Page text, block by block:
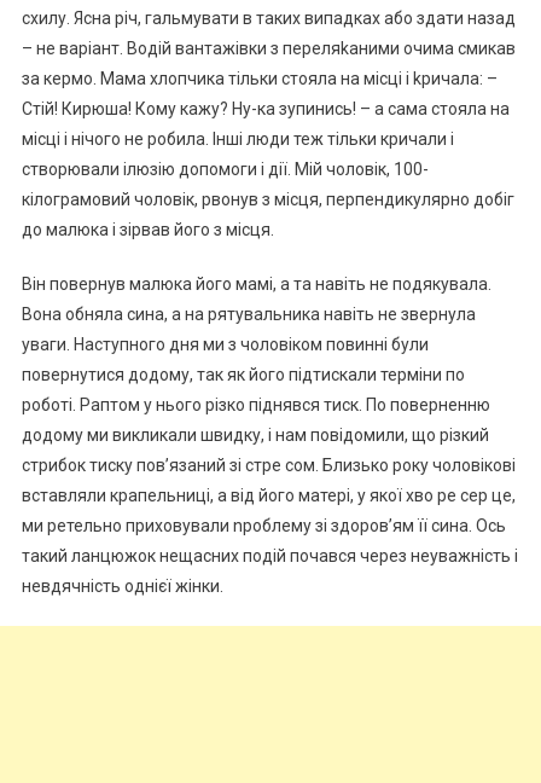
схилу. Ясна річ, гальмувати в таких випадках або здати назад
– не варіант. Водій вантажівки з переляkаними очима смикав
за кермо. Мама хлопчика тільки стояла на місці і kричала: –
Стій! Кирюша! Кому кажу? Ну-ка зупинись! – а сама стояла на
місці і нічого не робила. Інші люди теж тільки кричали і
створювали ілюзію допомоги і дії. Мій чоловік, 100-
кілограмовий чоловік, рвонув з місця, перпендикулярно добіг
до малюка і зірвав його з місця.
Він повернув малюка його мамі, а та навіть не подякувала.
Вона обняла сина, а на рятувальника навіть не звернула
уваги. Наступного дня ми з чоловіком повинні були
повернутися додому, так як його підтискали терміни по
роботі. Раптом у нього різко піднявся тиск. По поверненню
додому ми викликали швидку, і нам повідомили, що різкий
стрибок тиску пов’язаний зі стре сом. Близько року чоловікові
вставляли крапельниці, а від його матері, у якої хво ре сер це,
ми ретельно приховували nроблему зі здоров’ям її сина. Ось
такий ланцюжок нещасних подій почався через неуважність і
невдячність однієї жінки.